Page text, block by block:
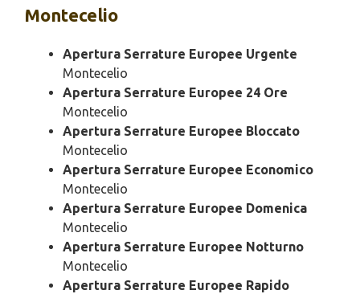
Montecelio
Apertura Serrature Europee Urgente
Montecelio
Apertura Serrature Europee 24 Ore
Montecelio
Apertura Serrature Europee Bloccato
Montecelio
Apertura Serrature Europee Economico
Montecelio
Apertura Serrature Europee Domenica
Montecelio
Apertura Serrature Europee Notturno
Montecelio
Apertura Serrature Europee Rapido